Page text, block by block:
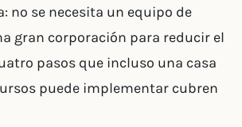
no se necesita un equipo de
gran corporación para reducir el
pasos que incluso una casa
puede implementar cubren